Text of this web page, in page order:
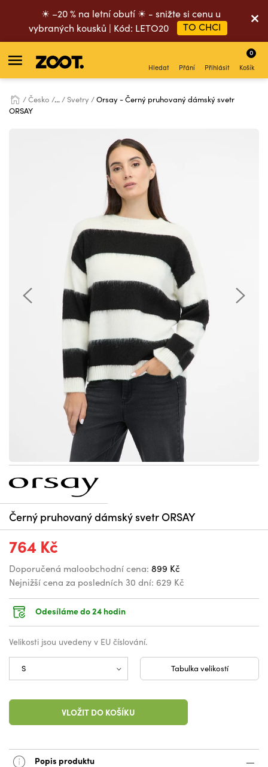
☀ –20 % na letní obutí ☀ - snižte si cenu u
vybraných kousků | Kód: LETO20
TO CHCI
Hledat Přání Přihlásit Košík
0
Česko ... Svetry
Orsay - Černý pruhovaný dámský svetr
ORSAY
Černý pruhovaný dámský svetr ORSAY
764 Kč
Doporučená maloobchodní cena: 899 Kč
Nejnižší cena za posledních 30 dní: 629 Kč
Odesíláme do 24 hodin
Velikosti jsou uvedeny v EU číslování.
Tabulka velikostí
VLOŽIT DO KOŠÍKU
Popis produktu